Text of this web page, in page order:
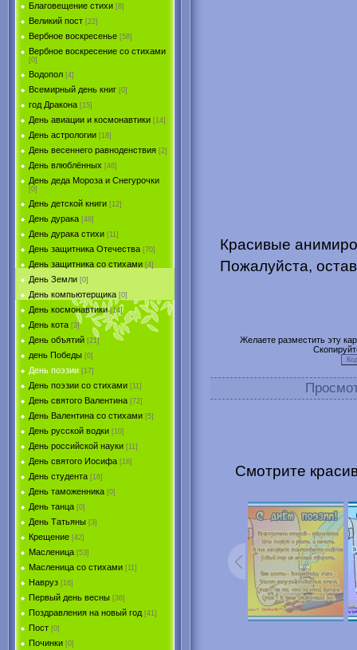
Благовещение стихи [8]
Великий пост [22]
Вербное воскресенье [58]
Вербное воскресение со стихами
[0]
Водопол [4]
Всемирный день книг [0]
год Дракона [15]
День авиации и космонавтики [14]
День астрологии [18]
День весеннего равноденствия [2]
День влюблённых [46]
День деда Мороза и Снегурочки
[0]
День детской книги [12]
День дурака [46]
День дурака стихи [11]
День защитника Отечества [70]
День защитника со стихами [4]
День Земли [0]
День компьютерщика [0]
День космонавтики [14]
День кота [3]
День объятий [21]
день Победы [0]
День поэзии [17]
День поэзии со стихами [11]
День святого Валентина [72]
День Валентина со стихами [5]
День русской водки [10]
День российской науки [11]
День святого Иосифа [16]
День студента [16]
День таможенника [0]
День танца [0]
День Татьяны [3]
Крещение [42]
Масленица [53]
Масленица со стихами [11]
Навруз [16]
Первый день весны [36]
Поздравления на новый год [41]
Пост [0]
Починки [0]
Красивые
Пожалуйста,
Желаете разместить эту
Смотрите